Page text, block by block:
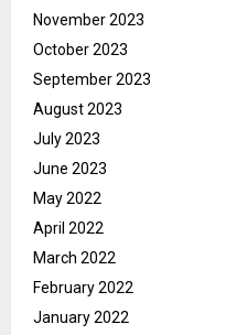
November 2023
October 2023
September 2023
August 2023
July 2023
June 2023
May 2022
April 2022
March 2022
February 2022
January 2022